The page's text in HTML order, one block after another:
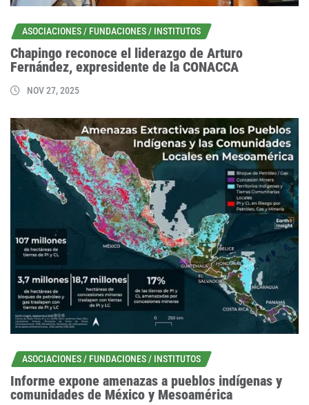
ASOCIACIONES / FUNDACIONES / INSTITUTOS
Chapingo reconoce el liderazgo de Arturo
Fernández, expresidente de la CONACCA
NOV 27, 2025
ASOCIACIONES / FUNDACIONES / INSTITUTOS
Informe expone amenazas a pueblos indígenas y
comunidades de México y Mesoamérica